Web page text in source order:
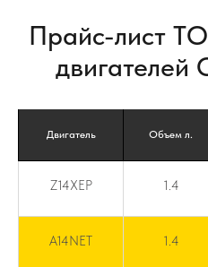
Прайс-лист
двигателей
Двигатель Объем л.
Z14XEP 1.4
A14NET 1.4